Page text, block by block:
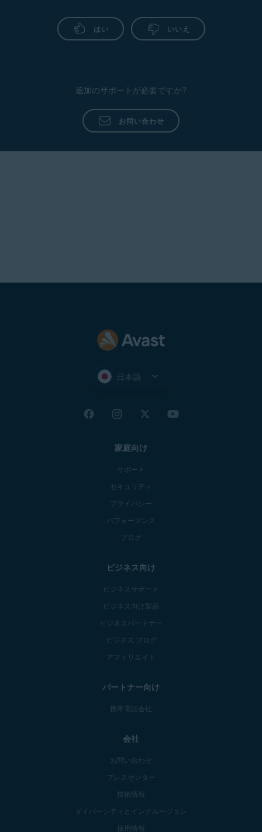
はい いいえ
追加のサポートが必要ですか?
お問い合わせ
日本語
家庭向け
サポート
セキュリティ
プライバシー
パフォーマンス
ブログ
ビジネス向け
ビジネスサポート
ビジネス向け製品
ビジネスパートナー
ビジネス ブログ
アフィリエイト
パートナー向け
携帯電話会社
会社
お問い合わせ
プレスセンター
技術情報
ダイバーシティとインクルージョン
採用情報